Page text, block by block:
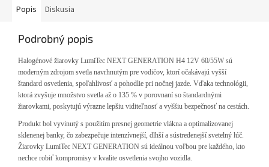
Popis Diskusia
Podrobný popis
Halogénové žiarovky LumiTec NEXT GENERATION H4 12V 60/55W sú
moderným zdrojom svetla navrhnutým pre vodičov, ktorí očakávajú vyšší
štandard osvetlenia, spoľahlivosť a pohodlie pri nočnej jazde. Vďaka technológii,
ktorá zvyšuje množstvo svetla až o 135 % v porovnaní so štandardnými
žiarovkami, poskytujú výrazne lepšiu viditeľnosť a vyššiu bezpečnosť na cestách.
Produkt bol vyvinutý s použitím presnej geometrie vlákna a optimalizovanej
sklenenej banky, čo zabezpečuje intenzívnejší, dlhší a sústredenejší svetelný lúč.
Žiarovky LumiTec NEXT GENERATION sú ideálnou voľbou pre každého, kto
nechce robiť kompromisy v kvalite osvetlenia svojho vozidla.